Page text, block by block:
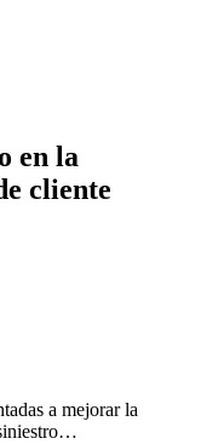
en la
cliente
a mejorar la